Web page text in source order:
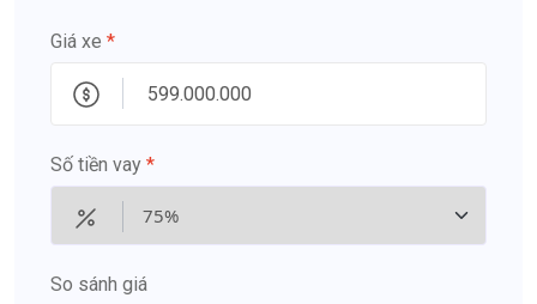
Giá xe *
Số tiền vay *
So sánh giá